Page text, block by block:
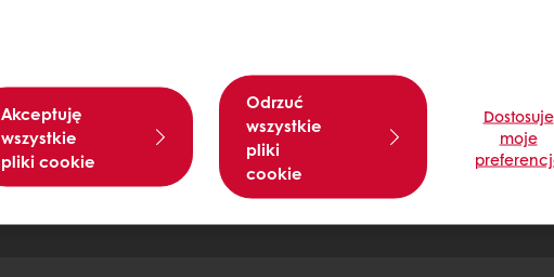
Akceptuję
wszystkie
pliki cookie
Odrzuć
wszystkie
pliki
cookie
Dostosuje
moje